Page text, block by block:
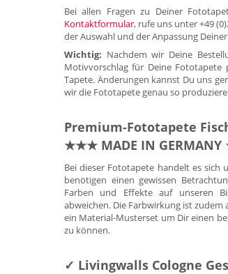
Bei allen Fragen zu Deiner
Kontaktformular, rufe uns unter +49
der Auswahl und der Anpassung
Wichtig: Nachdem wir Deine
Motivvorschlag für Deine
Tapete. Änderungen kannst Du uns
wir die Fototapete genau so
Premium-Fototapete
★★★ MADE IN
Bei dieser Fototapete handelt es sich
benötigen einen gewissen
Farben und Effekte auf unseren
abweichen. Die Farbwirkung ist
ein Material-Musterset um Dir einen
zu können.
✓ Livingwalls Cologne